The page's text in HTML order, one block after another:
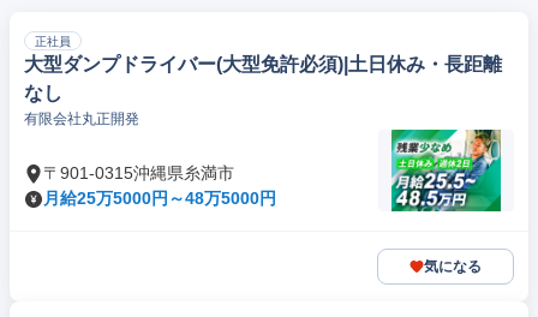
正社員
大型ダンプドライバー(大型免許必須)|土日休み・長距離
なし
有限会社丸正開発
〒901-0315沖縄県糸満市
月給25万5000円～48万5000円
気になる